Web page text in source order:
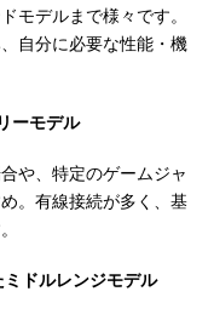
モデルまで様々です。
自分に必要な性能・機
ーモデル
や、特定のゲームジャ
。有線接続が多く、基
ドルレンジモデル